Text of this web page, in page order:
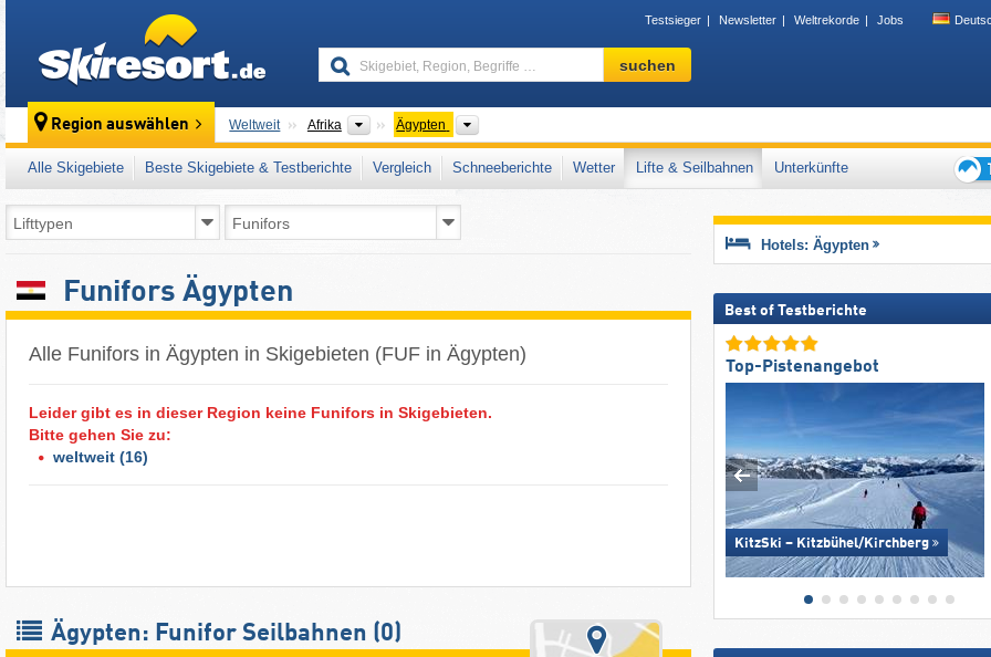
Testsieger Newsletter Weltrekorde Jobs
Skigebiet,
Region,
suchen
Region auswählen Weltweit Afrika Kontinente
Ägypten
Alle Skigebiete Beste Skigebiete & Testberichte Vergleich Schneeberichte Wetter Lifte & Seilbahnen
Unterkünfte
für
Funifors Ägypten
Alle Funifors in Ägypten in Skigebieten (FUF in Ägypten)
Leider gibt es in dieser Region keine Funifors in Skigebieten.
Bitte gehen Sie zu:
weltweit (16)
Ägypten: Funifor Seilbahnen (0)
Hotels: Ägypten
Best of Testberichte
Top-Pistenangebot
KitzSki – Kitzbühel/​Kirchberg